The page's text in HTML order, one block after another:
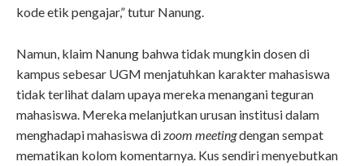
kode etik pengajar,” tutur Nanung.
Namun, klaim Nanung bahwa tidak mungkin dosen di
kampus sebesar UGM menjatuhkan karakter mahasiswa
tidak terlihat dalam upaya mereka menangani teguran
mahasiswa. Mereka melanjutkan urusan institusi dalam
menghadapi mahasiswa dizoom meetingdengan sempat
mematikan kolom komentarnya. Kus sendiri menyebutkan